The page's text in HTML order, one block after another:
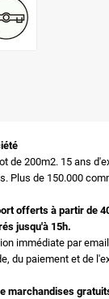
de 200m2. 15 ans
Plus de 150.000
offerts à partir de
jusqu'à 15h.
immédiate par
du paiement et de
marchandises